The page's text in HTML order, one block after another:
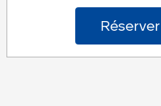
Réserver